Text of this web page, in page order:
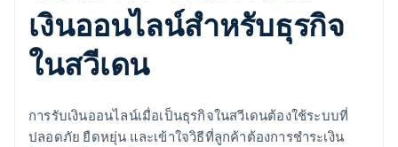
เงินออนไลน์สำหรับธุรกิจ
ในสวีเดน
การรับเงินออนไลน์เมื่อเป็นธุรกิจในสวีเดนต้องใช้ระบบที่
ปลอดภัย ยืดหยุ่น และเข้าใจวิธีที่ลูกค้าต้องการชำระเงิน